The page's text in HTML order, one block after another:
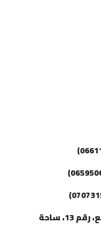
بلبريس، رقم 6، زنقة بيروت، الطابق الرابع، رقم 13، ساحة